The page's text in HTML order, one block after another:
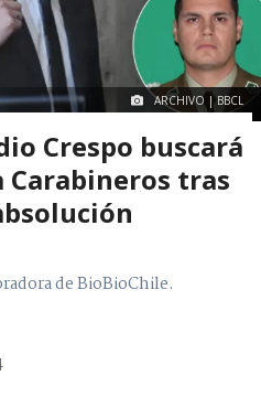
ARCHIVO | BBCL
Crespo buscará
tras
de BioBioChile.